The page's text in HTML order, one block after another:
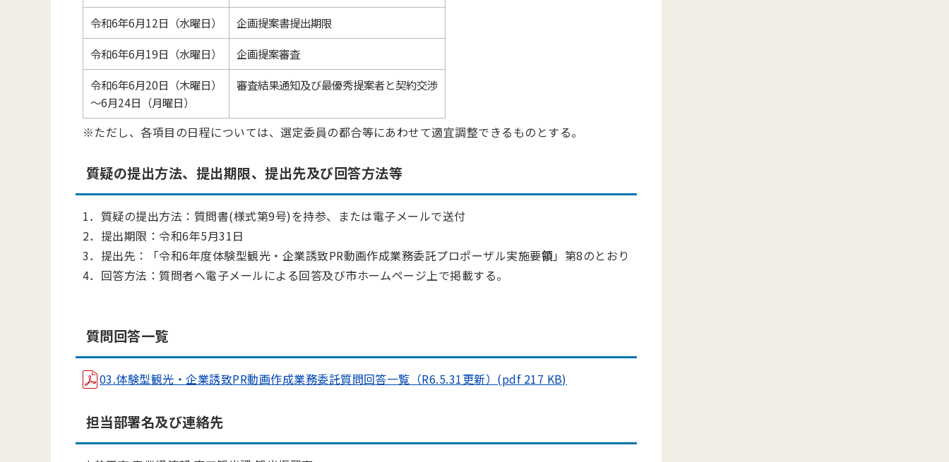
令和6年6月12日（水曜日）
企画提案書提出期限
令和6年6月19日（水曜日）
企画提案審査
令和6年6月20日（木曜日）
～6月24日（月曜日）
審査結果通知及び最優秀提案者と契約交渉
※ただし、各項目の日程については、選定委員の都合等にあわせて適宜調整できるものとする。
質疑の提出方法、提出期限、提出先及び回答方法等
1．質疑の提出方法：質問書(様式第9号)を持参、または電子メールで送付
2．提出期限：令和6年5月31日
3．提出先：「令和6年度体験型観光・企業誘致PR動画作成業務委託プロポーザル実施要領」 第8のとおり
4．回答方法：質問者へ電子メールによる回答及び市ホームページ上で掲載する。
質問回答一覧
03.体験型観光・企業誘致PR動画作成業務委託質問回答一覧（R6.5.31更新）(pdf 217 KB)
担当部署名及び連絡先